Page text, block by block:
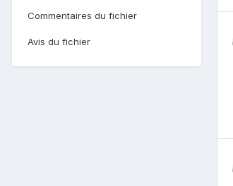
Commentaires du fichier
Avis du fichier